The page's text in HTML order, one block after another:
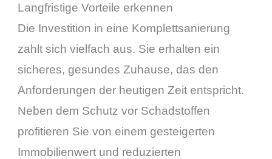
Langfristige Vorteile erkennen
Die Investition in eine Komplettsanierung
zahlt sich vielfach aus. Sie erhalten ein
sicheres, gesundes Zuhause, das den
Anforderungen der heutigen Zeit entspricht.
Neben dem Schutz vor Schadstoffen
profitieren Sie von einem gesteigerten
Immobilienwert und reduzierten